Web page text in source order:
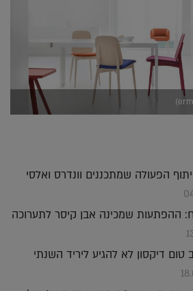
הפעולה שמתכננים וונדרס ואלסי
ההפתעות שמכינה אבן קיסר לתערוכה
דיקסון לא להגיע ליריד השנתי